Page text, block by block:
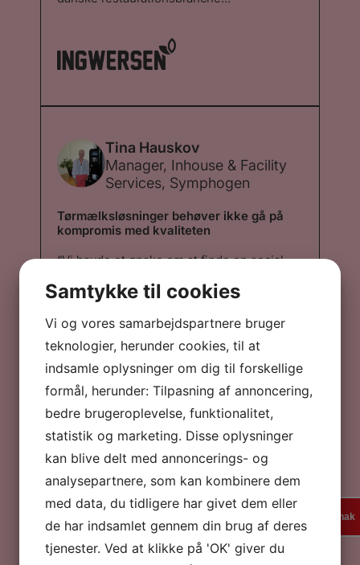
En kaffesnak
som vores kunder, der er toppen af den
danske restaurationsbranche – en unik
kaffeoplevelse. I den forbindelse valgte vi
den kombination, som vi mente, ville løse
opgaven bedst. Løsningen har været en
stor succes. ”
Tina Hauskov
Manager, Inhouse & Facility
Services, Symphogen
Tørmælksløsninger behøver ikke gå på
kompromis med kvaliteten
“Vi havde et ønske om at finde en social
gået på kompromis med kaffeoplevelsen.
Med friskristet bæredygtig ka...”
“Vi havde et ønske om at finde en social
ansvarlig totalløsning hvor der ikke blev
gået på kompromis med kaffeoplevelsen.
Med friskristet bæredygtig kaffe fra et
Mikroristeri tæt på, parret med maskiner
der har en 8-årig garanteret levetid, og et
tørmælksprodukt hvor man oprigtigt er i
tvivl om det er frisk mælk eller ej, var vores
konklusion, det var den bedste løsning for
os. Vi har ikke fortrudt ”
Claus Kjær Jørgensen
En verden af rejse- og kaffeoplevelser
Samtykke til cookies
Vi og vores samarbejdspartnere bruger
teknologier, herunder cookies, til at
indsamle oplysninger om dig til forskellige
formål, herunder: Tilpasning af annoncering,
bedre brugeroplevelse, funktionalitet,
statistik og marketing. Disse oplysninger
kan blive delt med annoncerings- og
analysepartnere, som kan kombinere dem
med data, du tidligere har givet dem eller
de har indsamlet gennem din brug af deres
tjenester. Ved at klikke på 'OK' giver du